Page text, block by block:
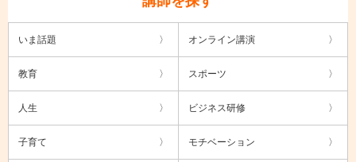
いま話題 オンライン講演
教育 スポーツ
人生 ビジネス研修
子育て モチベーション